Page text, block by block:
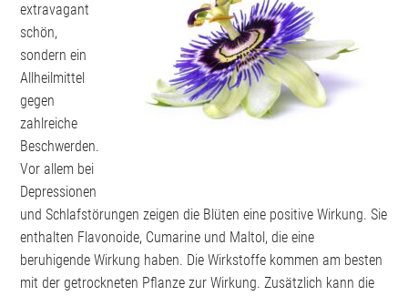
extravagant
schön,
sondern ein
Allheilmittel
gegen
zahlreiche
Beschwerden.
Vor allem bei
Depressionen
und Schlafstörungen zeigen die Blüten eine positive Wirkung. Sie
enthalten Flavonoide, Cumarine und Maltol, die eine
beruhigende Wirkung haben. Die Wirkstoffe kommen am besten
mit der getrockneten Pflanze zur Wirkung. Zusätzlich kann die